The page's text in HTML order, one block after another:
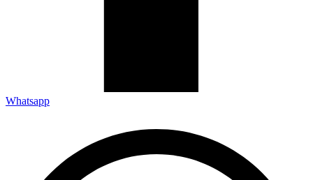
Whatsapp